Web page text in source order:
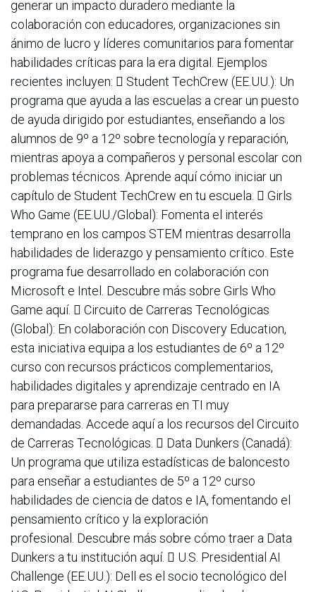
generar un impacto duradero mediante la
colaboración con educadores, organizaciones sin
ánimo de lucro y líderes comunitarios para fomentar
habilidades críticas para la era digital. Ejemplos
recientes incluyen:  Student TechCrew (EE.UU.): Un
programa que ayuda a las escuelas a crear un puesto
de ayuda dirigido por estudiantes, enseñando a los
alumnos de 9º a 12º sobre tecnología y reparación,
mientras apoya a compañeros y personal escolar con
problemas técnicos. Aprende aquí cómo iniciar un
capítulo de Student TechCrew en tu escuela.  Girls
Who Game (EE.UU./Global): Fomenta el interés
temprano en los campos STEM mientras desarrolla
habilidades de liderazgo y pensamiento crítico. Este
programa fue desarrollado en colaboración con
Microsoft e Intel. Descubre más sobre Girls Who
Game aquí.  Circuito de Carreras Tecnológicas
(Global): En colaboración con Discovery Education,
esta iniciativa equipa a los estudiantes de 6º a 12º
curso con recursos prácticos complementarios,
habilidades digitales y aprendizaje centrado en IA
para prepararse para carreras en TI muy
demandadas. Accede aquí a los recursos del Circuito
de Carreras Tecnológicas.  Data Dunkers (Canadá):
Un programa que utiliza estadísticas de baloncesto
para enseñar a estudiantes de 5º a 12º curso
habilidades de ciencia de datos e IA, fomentando el
pensamiento crítico y la exploración
profesional. Descubre más sobre cómo traer a Data
Dunkers a tu institución aquí.  U.S. Presidential AI
Challenge (EE.UU.): Dell es el socio tecnológico del